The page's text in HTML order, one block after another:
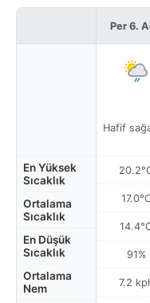
En Yüksek
Sıcaklık
Ortalama
Sıcaklık
En Düşük
Sıcaklık
Ortalama
Nem
Per 6.
Hafif
91%
7.2